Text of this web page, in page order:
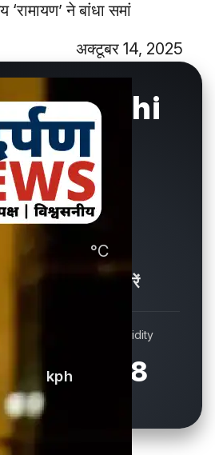
ने बांधा समां
अक्टूबर 14, 2025
New Delhi
°C
Showers / बौछारें
kph
Humidity
78